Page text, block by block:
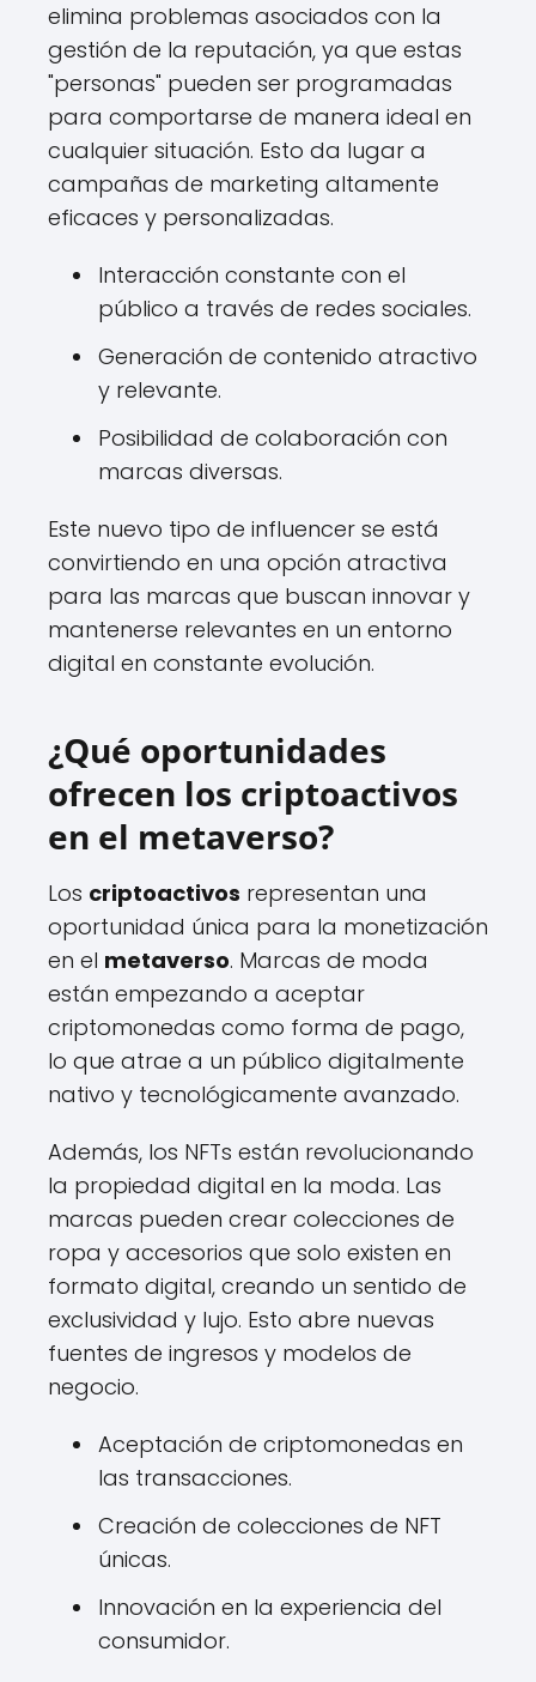
elimina problemas asociados con la
gestión de la reputación, ya que estas
"personas" pueden ser programadas
para comportarse de manera ideal en
cualquier situación. Esto da lugar a
campañas de marketing altamente
eficaces y personalizadas.
Interacción constante con el
público a través de redes sociales.
Generación de contenido atractivo
y relevante.
Posibilidad de colaboración con
marcas diversas.
Este nuevo tipo de influencer se está
convirtiendo en una opción atractiva
para las marcas que buscan innovar y
mantenerse relevantes en un entorno
digital en constante evolución.
¿Qué oportunidades
ofrecen los criptoactivos
en el metaverso?
Los criptoactivos representan una
oportunidad única para la monetización
en el metaverso. Marcas de moda
están empezando a aceptar
criptomonedas como forma de pago,
lo que atrae a un público digitalmente
nativo y tecnológicamente avanzado.
Además, los NFTs están revolucionando
la propiedad digital en la moda. Las
marcas pueden crear colecciones de
ropa y accesorios que solo existen en
formato digital, creando un sentido de
exclusividad y lujo. Esto abre nuevas
fuentes de ingresos y modelos de
negocio.
Aceptación de criptomonedas en
las transacciones.
Creación de colecciones de NFT
únicas.
Innovación en la experiencia del
consumidor.